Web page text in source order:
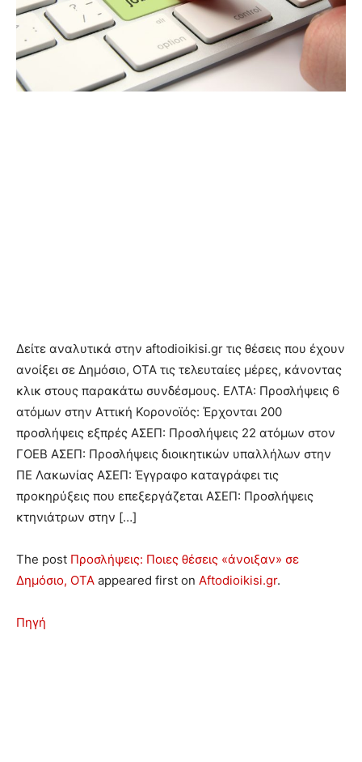
Δείτε αναλυτικά στην aftodioikisi.gr τις θέσεις που έχουν
ανοίξει σε Δημόσιο, ΟΤΑ τις τελευταίες μέρες, κάνοντας
κλικ στους παρακάτω συνδέσμους. ΕΛΤΑ: Προσλήψεις 6
ατόμων στην Αττική Κορονοϊός: Έρχονται 200
προσλήψεις εξπρές ΑΣΕΠ: Προσλήψεις 22 ατόμων στον
ΓΟΕΒ ΑΣΕΠ: Προσλήψεις διοικητικών υπαλλήλων στην
ΠΕ Λακωνίας ΑΣΕΠ: Έγγραφο καταγράφει τις
προκηρύξεις που επεξεργάζεται ΑΣΕΠ: Προσλήψεις
κτηνιάτρων στην […]
The post Προσλήψεις: Ποιες θέσεις «άνοιξαν» σε
Δημόσιο, ΟΤΑ appeared first on Aftodioikisi.gr.
Πηγή